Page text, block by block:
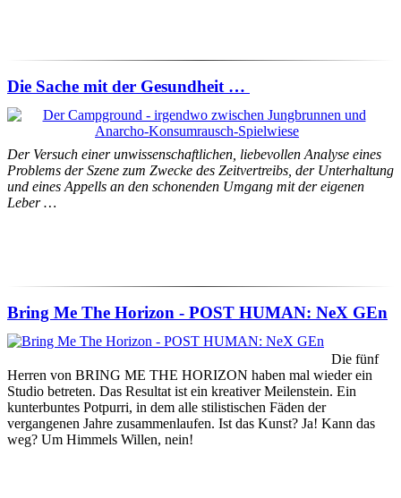
Die Sache mit der Gesundheit …
Der Versuch einer unwissenschaftlichen, liebevollen Analyse eines
Problems der Szene zum Zwecke des Zeitvertreibs, der Unterhaltung
und eines Appells an den schonenden Umgang mit der eigenen
Leber …
Bring Me The Horizon - POST HUMAN: NeX GEn
Die fünf
Herren von BRING ME THE HORIZON haben mal wieder ein
Studio betreten. Das Resultat ist ein kreativer Meilenstein. Ein
kunterbuntes Potpurri, in dem alle stilistischen Fäden der
vergangenen Jahre zusammenlaufen. Ist das Kunst? Ja! Kann das
weg? Um Himmels Willen, nein!